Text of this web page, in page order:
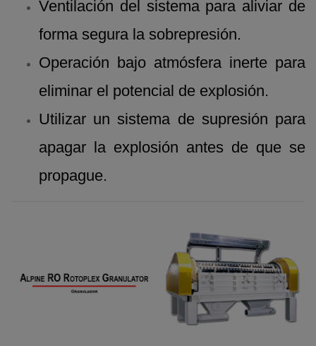
Ventilación del sistema para aliviar de
forma segura la sobrepresión.
Operación bajo atmósfera inerte para
eliminar el potencial de explosión.
Utilizar un sistema de supresión para
apagar la explosión antes de que se
propague.